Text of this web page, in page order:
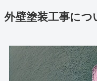
外壁塗装工事につ